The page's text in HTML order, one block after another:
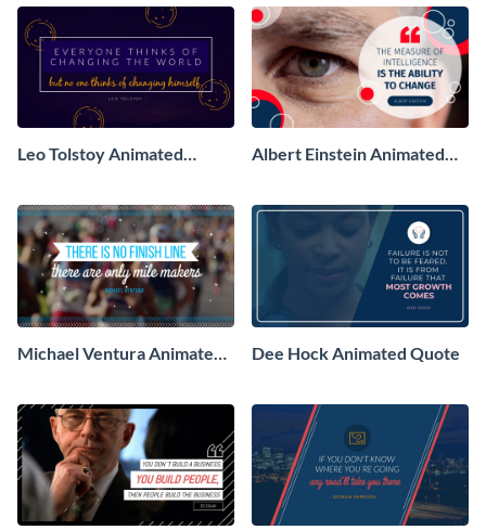
Leo Tolstoy Animated
Albert Einstein Animated
Michael Ventura Animated
Dee Hock Animated Quote